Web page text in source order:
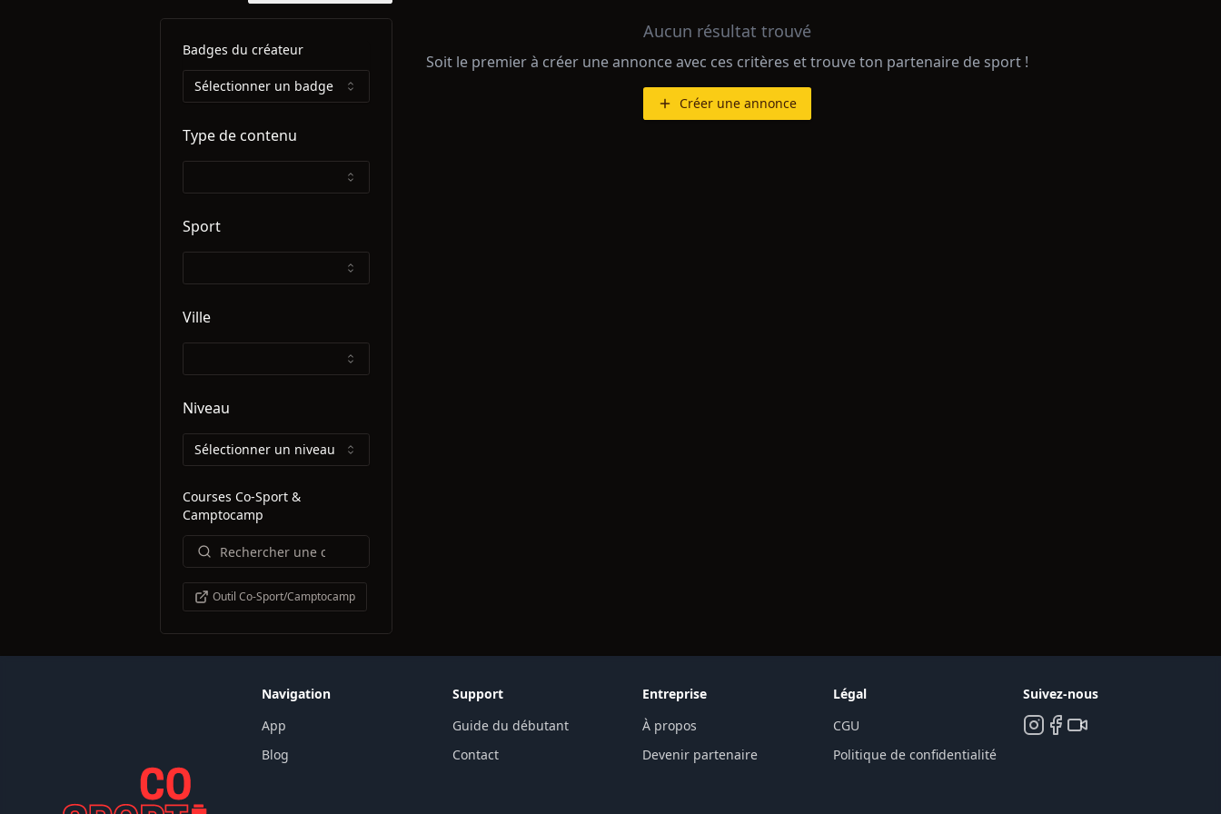
Badges du créateur
Sélectionner un badge
Type de contenu
Sport
Ville
Niveau
Sélectionner un niveau
Courses Co-Sport &
Camptocamp
Outil Co-Sport/Camptocamp
Aucun résultat trouvé
Soit le premier à créer une annonce avec ces critères et trouve ton partenaire de sport !
Créer une annonce
Navigation
App
Blog
Support
Guide du débutant
Contact
Entreprise
À propos
Devenir partenaire
Légal
CGU
Politique de confidentialité
Suivez-nous